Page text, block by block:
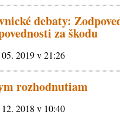
debaty:
za škodu
2019 v 21:26
rozhodnutiam
2018 v 10:40